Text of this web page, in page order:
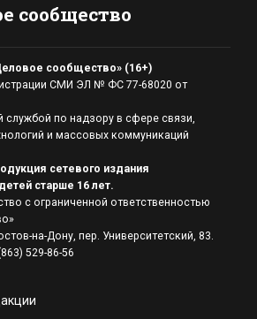
сообщество
сообщество» (16+)
СМИ ЭЛ № ФС 77-68020 от
по надзору в сфере связи,
и массовых коммуникаций
сетевого издания
старше 16 лет.
с ограниченной ответственностью
на-Дону, пер. Университетский, 83.
529-86-56